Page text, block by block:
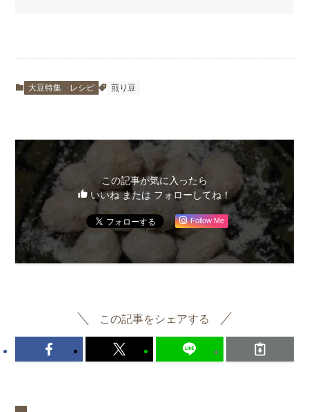
大豆特集 レシピ 煎り豆
この記事が気に入ったら
いいね または フォローしてね！
Follow Me
この記事をシェアする